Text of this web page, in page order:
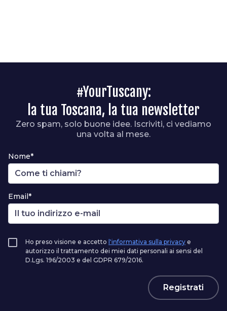
#YourTuscany:
la tua Toscana, la tua newsletter
Zero spam, solo buone idee. Iscriviti, ci vediamo
una volta al mese.
Nome*
Email*
Ho preso visione e accetto l'informativa sulla privacy e
autorizzo il trattamento dei miei dati personali ai sensi del
D.Lgs. 196/2003 e del GDPR 679/2016.
Registrati